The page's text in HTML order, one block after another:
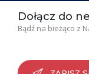
Dołącz do
Bądź na bieżąco z